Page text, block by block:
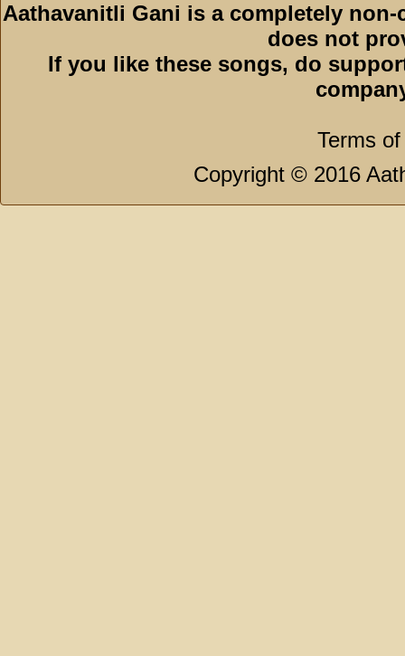
Aathavanitli Gani is a completely
does not
If you like these songs, do
Terms
Copyright © 2016